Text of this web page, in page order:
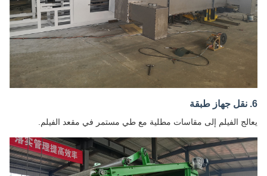
6. نقل جهاز طبقة
يعالج الفيلم إلى مقاسات مطلية مع طي مستمر في مقعد الفيلم.